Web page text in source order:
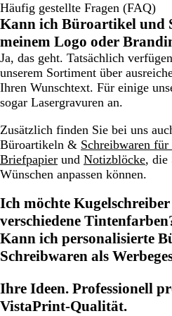
Häufig gestellte Fragen (FAQ)
Kann ich Büroartikel und
meinem Logo oder
Ja, das geht. Tatsächlich
unserem Sortiment über
Ihren Wunschtext. Für einige
sogar Lasergravuren an.
Zusätzlich finden Sie bei uns
Büroartikeln & Schreibwaren
Briefpapier und Notizblöcke, die
Wünschen anpassen können.
Ich möchte
verschiedene
Kann ich personalisierte
Schreibwaren als
Ihre Ideen. Professionell
VistaPrint-Qualität.